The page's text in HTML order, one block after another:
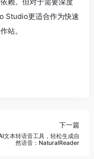
Studio更适合作为快速
站。
下一篇
文本转语音工具，轻松生成自
然语音：NaturalReader